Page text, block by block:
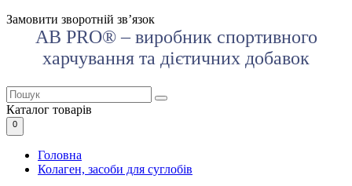
Замовити зворотній зв’язок
AB PRO® – виробник спортивного
харчування та дієтичних добавок
Каталог товарів
0
Головна
Колаген, засоби для суглобів